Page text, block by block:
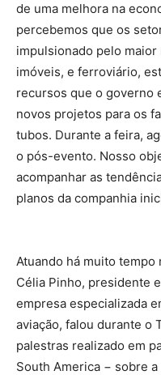
de uma melhora na
percebemos que os
impulsionado pelo
imóveis, e ferroviário,
recursos que o governo
novos projetos para os
tubos. Durante a feira,
o pós-evento. Nosso
acompanhar as
planos da companhia
Atuando há muito
Célia Pinho, presidente
empresa especializada
aviação, falou durante o
palestras realizado em
South America − sobre